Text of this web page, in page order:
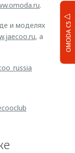
OMODA C5
.
и моделях
, а